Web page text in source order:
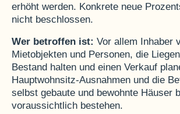
erhöht werden. Konkrete neue
nicht beschlossen.
Wer betroffen ist: Vor allem Inhaber
Mietobjekten und Personen, die
Bestand halten und einen Verkauf
Hauptwohnsitz-Ausnahmen und die
selbst gebaute und bewohnte Häuser
voraussichtlich bestehen.